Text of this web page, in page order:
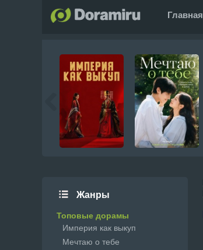
Главная
Жанры
Топовые дорамы
Империя как выкуп
Мечтаю о тебе